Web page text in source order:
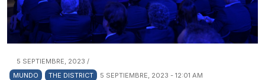
5 SEPTIEMBRE, 2023 /
MUNDO
THE DISTRICT 5 SEPTIEMBRE, 2023 - 12:01 AM